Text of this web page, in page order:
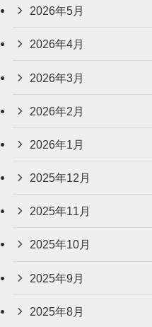
2026年5月
2026年4月
2026年3月
2026年2月
2026年1月
2025年12月
2025年11月
2025年10月
2025年9月
2025年8月